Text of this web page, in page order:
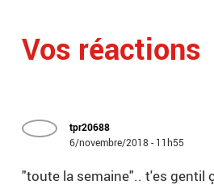
Vos réactions
tpr20688
6/novembre/2018 - 11h55
"toute la semaine".. t'es gentil